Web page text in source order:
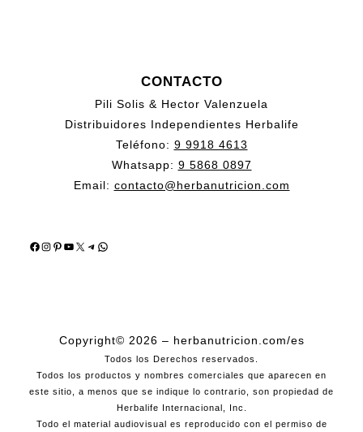
CONTACTO
Pili Solis & Hector Valenzuela
Distribuidores Independientes Herbalife
Teléfono: 9 9918 4613
Whatsapp: 9 5868 0897
Email: contacto@herbanutricion.com
Facebook
Instagram
Pinterest
YouTube
X Telegram
WhatsApp
Copyright© 2026 – herbanutricion.com/es
Todos los Derechos reservados.
Todos los productos y nombres comerciales que aparecen en
este sitio, a menos que se indique lo contrario, son propiedad de
Herbalife Internacional, Inc.
Todo el material audiovisual es reproducido con el permiso de